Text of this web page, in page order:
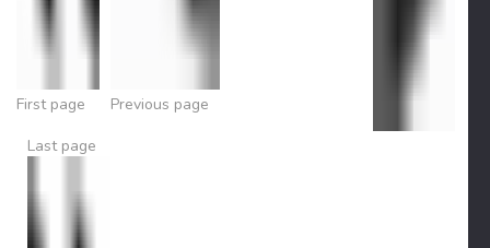
First page Previous page
Last page